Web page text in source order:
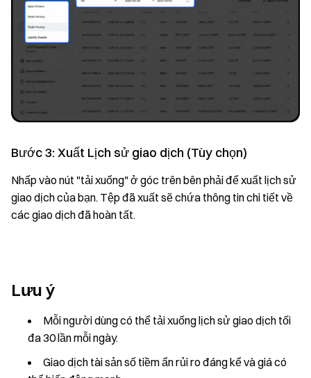
Bước 3: Xuất Lịch sử giao dịch (Tùy chọn)
Nhấp vào nút "tải xuống" ở góc trên bên phải để xuất lịch sử
giao dịch của bạn. Tệp đã xuất sẽ chứa thông tin chi tiết về
các giao dịch đã hoàn tất.
Lưu ý
Mỗi người dùng có thể tải xuống lịch sử giao dịch tối
đa 30 lần mỗi ngày.
Giao dịch tài sản số tiềm ẩn rủi ro đáng kể và giá có